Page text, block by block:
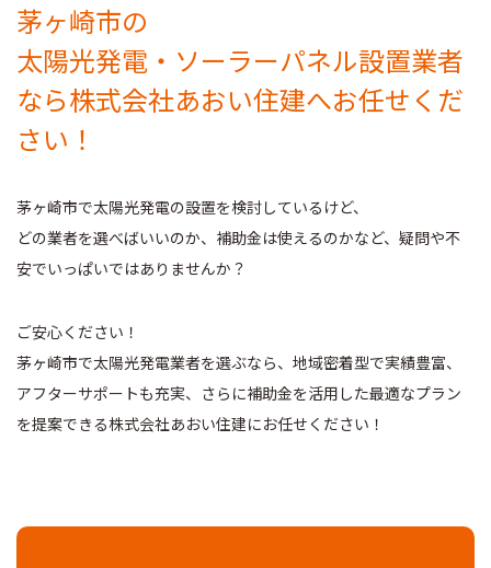
茅ヶ崎市の
太陽光発電・ソーラーパネル設置業者
なら株式会社あおい住建へお任せくだ
さい！
茅ヶ崎市で太陽光発電の設置を検討しているけど、
どの業者を選べばいいのか、補助金は使えるのかなど、 疑問や不
安でいっぱいではありませんか？
ご安心ください！
茅ヶ崎市で太陽光発電業者を選ぶなら、地域密着型で実績豊富、
アフターサポートも充実、 さらに補助金を活用した最適なプラン
を提案できる株式会社あおい住建にお任せください！